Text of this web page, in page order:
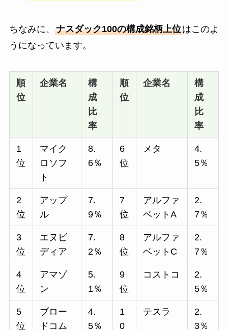
ちなみに、 ナスダック100の構成銘柄上位はこのよ
うになっています。
順
位
企業名
構
成
比
率
順
位
企業名
構
成
比
率
1
位
マイク
ロソフ
ト
8.
6％
6
位
メタ
4.
5％
2
位
アップ
ル
7.
9％
7
位
アルファ
ベットA
2.
7％
3
位
エヌビ
ディア
7.
2％
8
位
アルファ
ベットC
2.
7％
4
位
アマゾ
ン
5.
1％
9
位
コストコ
2.
5％
5
位
ブロー
ドコム
4.
5％
1
0
テスラ
2.
3％